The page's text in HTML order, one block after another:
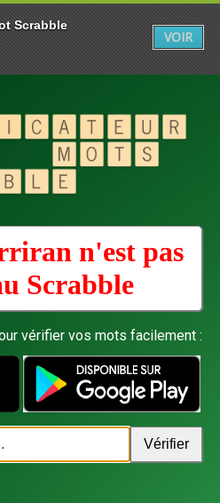
n'est pas
Scrabble
vérifier vos mots facilement :
Scrabble
VOIR